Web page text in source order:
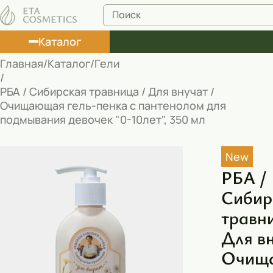
Каталог
Лосьоны
Туши
Муссы
Масла
Пена для ванны
Румяна
Главная Каталог Гели
РБА / Сибирская травница / Для внучат /
Очищающая гель-пенка с пантенолом для
подмывания девочек "0-10лет", 350 мл
New
РБА /
Для